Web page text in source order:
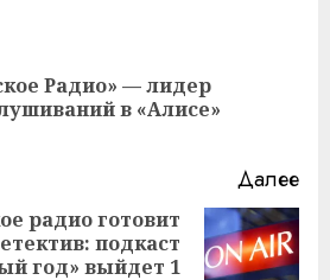
Радио» — лидер
в «Алисе»
Далее
радио готовит
подкаст
год» выйдет 1